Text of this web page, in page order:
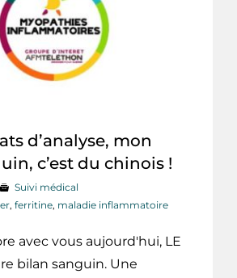
d’analyse, mon
c’est du chinois !
Suivi médical
, ferritine, maladie inflammatoire
avec vous aujourd'hui, LE
bilan sanguin. Une